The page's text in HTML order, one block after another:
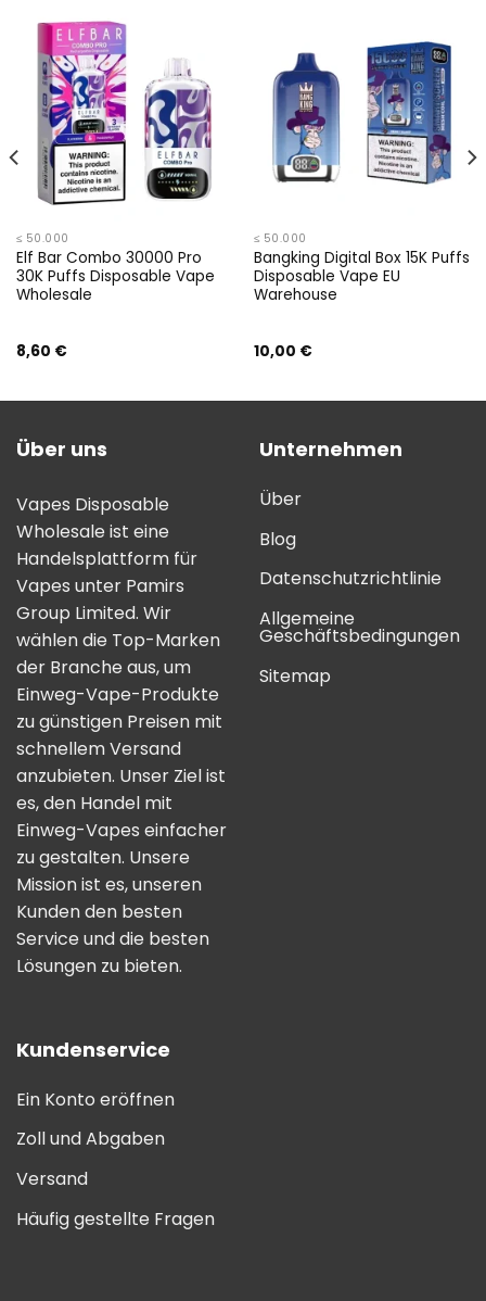
≤ 50.000
Elf Bar Combo 30000 Pro
30K Puffs Disposable Vape
Wholesale
8,60 €
≤ 50.000
Bangking Digital Box 15K Puffs
Disposable Vape EU
Warehouse
10,00 €
Über uns
Vapes Disposable
Wholesale ist eine
Handelsplattform für
Vapes unter Pamirs
Group Limited. Wir
wählen die Top-Marken
der Branche aus, um
Einweg-Vape-Produkte
zu günstigen Preisen mit
schnellem Versand
anzubieten. Unser Ziel ist
es, den Handel mit
Einweg-Vapes einfacher
zu gestalten. Unsere
Mission ist es, unseren
Kunden den besten
Service und die besten
Lösungen zu bieten.
Unternehmen
Über
Blog
Datenschutzrichtlinie
Allgemeine
Geschäftsbedingungen
Sitemap
Kundenservice
Ein Konto eröffnen
Zoll und Abgaben
Versand
Häufig gestellte Fragen